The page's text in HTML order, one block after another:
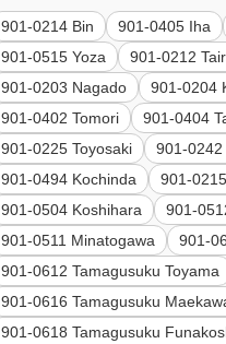
901-0214 Bin 901-0405 Iha
901-0515 Yoza
901-0212
901-0203 Nagado
901-0204
901-0402 Tomori
901-0404
901-0225 Toyosaki
901-0242
901-0494 Kochinda
901-
901-0504 Koshihara
901-
901-0511 Minatogawa
901-
901-0612 Tamagusuku Toyama
901-0616 Tamagusuku
901-0618 Tamagusuku